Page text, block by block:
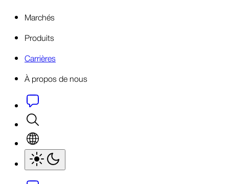
Marchés
Produits
Carrières
À propos de nous